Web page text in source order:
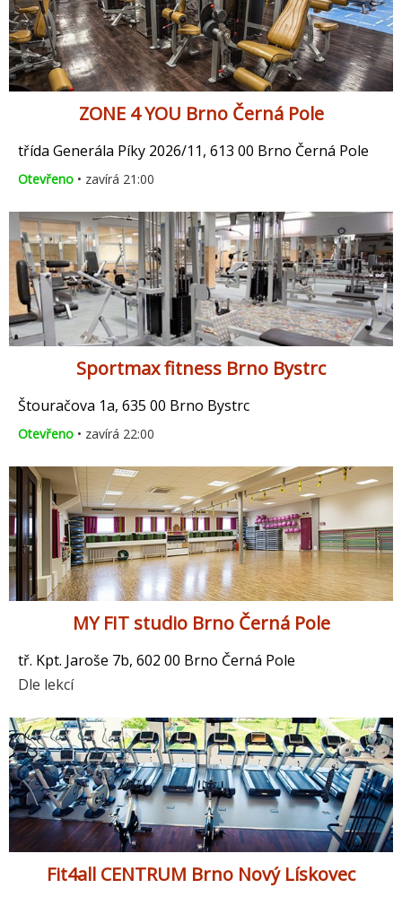
ZONE 4 YOU Brno Černá Pole
třída Generála Píky 2026/11, 613 00 Brno Černá Pole
Otevřeno • zavírá 21:00
Sportmax fitness Brno Bystrc
Štouračova 1a, 635 00 Brno Bystrc
Otevřeno • zavírá 22:00
MY FIT studio Brno Černá Pole
tř. Kpt. Jaroše 7b, 602 00 Brno Černá Pole
Dle lekcí
Fit4all CENTRUM Brno Nový Lískovec